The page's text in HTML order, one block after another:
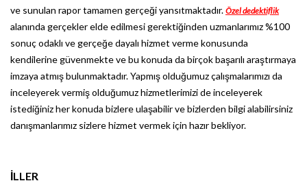
ve sunulan rapor tamamen gerçeği yansıtmaktadır. Özel dedektiflik
alanında gerçekler elde edilmesi gerektiğinden uzmanlarımız %100
sonuç odaklı ve gerçeğe dayalı hizmet verme konusunda
kendilerine güvenmekte ve bu konuda da birçok başarılı araştırmaya
imzaya atmış bulunmaktadır. Yapmış olduğumuz çalışmalarımızı da
inceleyerek vermiş olduğumuz hizmetlerimizi de inceleyerek
istediğiniz her konuda bizlere ulaşabilir ve bizlerden bilgi alabilirsiniz
danışmanlarımız sizlere hizmet vermek için hazır bekliyor.
İLLER